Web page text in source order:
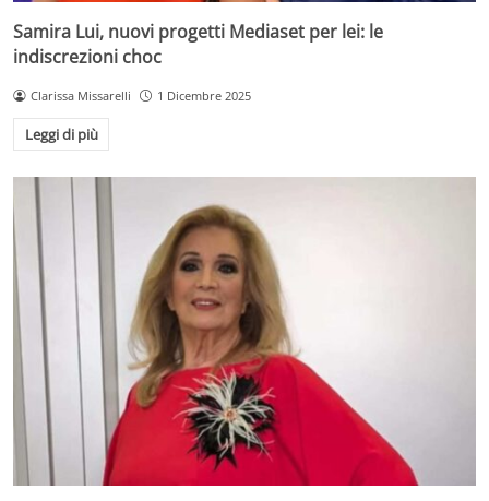
Samira Lui, nuovi progetti Mediaset per lei: le
indiscrezioni choc
Clarissa Missarelli 1 Dicembre 2025
Leggi di più